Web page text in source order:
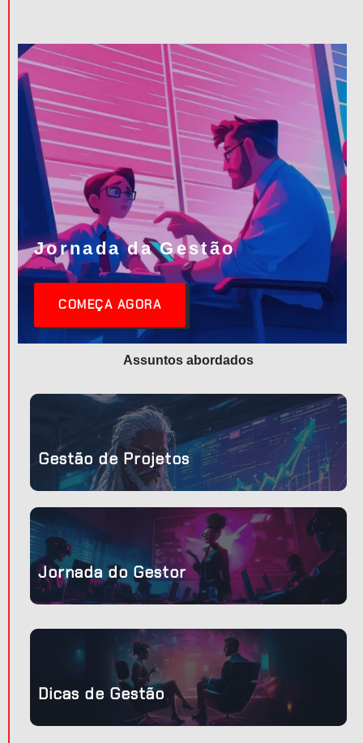
Jornada da Gestão
COMEÇA AGORA
Assuntos abordados
Gestão de Projetos
Jornada do Gestor
Dicas de Gestão